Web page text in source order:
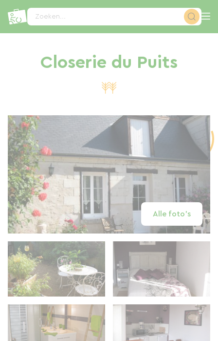
Zoeken...
Closerie du Puits
Alle foto's
Cookies beheer paneel